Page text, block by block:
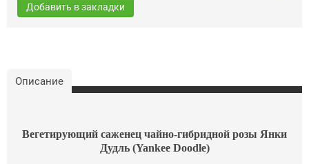
Добавить в закладки
Описание
Вегетирующий саженец чайно-гибридной розы Янки
Дудль (Yankee Doodle)